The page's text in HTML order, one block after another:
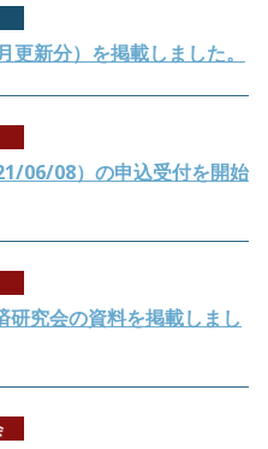
新分）を掲載しました。
06/08）の申込受付を開始
研究会の資料を掲載しまし